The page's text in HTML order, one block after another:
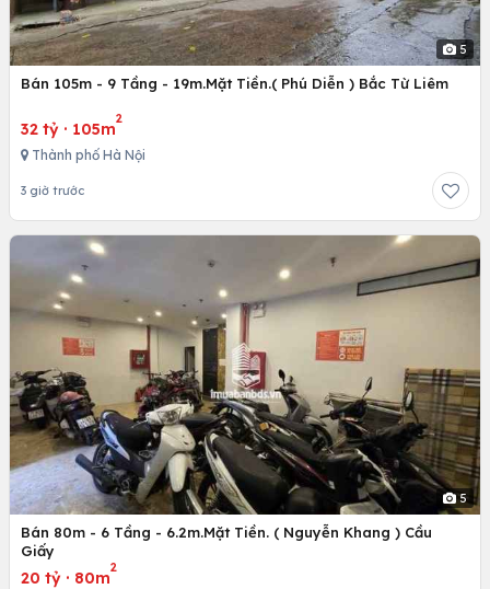
5
Bán 105m - 9 Tầng - 19m.Mặt Tiền.( Phú Diễn ) Bắc Từ Liêm
32 tỷ · 105m
2
Thành phố Hà Nội
3 giờ trước
5
Bán 80m - 6 Tầng - 6.2m.Mặt Tiền. ( Nguyễn Khang ) Cầu
Giấy
20 tỷ · 80m
2